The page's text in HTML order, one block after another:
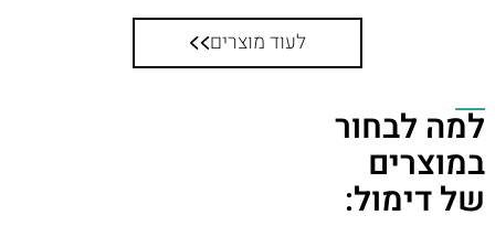
לעוד מוצרים
למה לבחור
במוצרים
של דימול: